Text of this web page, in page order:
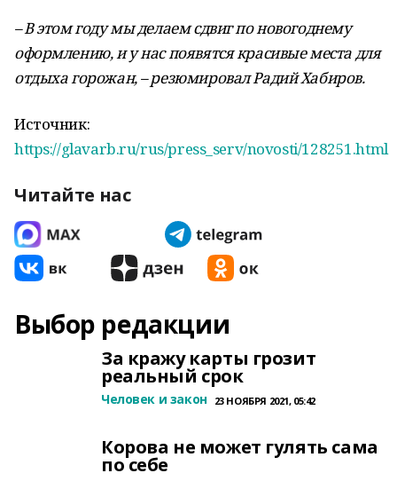
– В этом году мы делаем сдвиг по новогоднему
оформлению, и у нас появятся красивые места для
отдыха горожан, – резюмировал Радий Хабиров.
Источник:
https://glavarb.ru/rus/press_serv/novosti/128251.html
Читайте нас
Выбор редакции
За кражу карты грозит
реальный срок
Человек и закон 23 НОЯБРЯ 2021, 05:42
Корова не может гулять сама
по себе